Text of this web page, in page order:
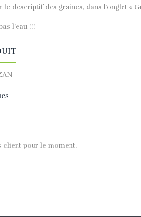
le descriptif des graines, dans l’onglet «
l’eau !!!
client pour le moment.